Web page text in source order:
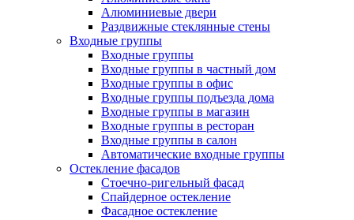
Алюминиевые двери
Раздвижные стеклянные стены
Входные группы
Входные группы
Входные группы в частный дом
Входные группы в офис
Входные группы подъезда дома
Входные группы в магазин
Входные группы в ресторан
Входные группы в салон
Автоматические входные группы
Остекление фасадов
Стоечно-ригельный фасад
Спайдерное остекление
Фасадное остекление